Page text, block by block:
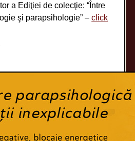
a Ediţiei de colecţie: “Între
şi parapsihologie” –click